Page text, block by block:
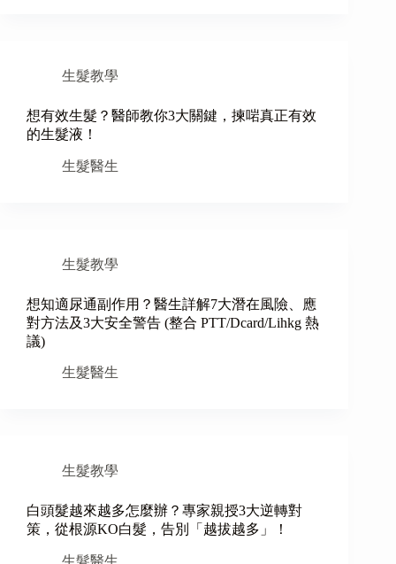
生髮教學
想有效生髮？醫師教你3大關鍵，揀啱真正有效
的生髮液！
生髮醫生
生髮教學
想知適尿通副作用？醫生詳解7大潛在風險、應
對方法及3大安全警告 (整合 PTT/Dcard/Lihkg 熱
議)
生髮醫生
生髮教學
白頭髮越來越多怎麼辦？專家親授3大逆轉對
策，從根源KO白髮，告別「越拔越多」！